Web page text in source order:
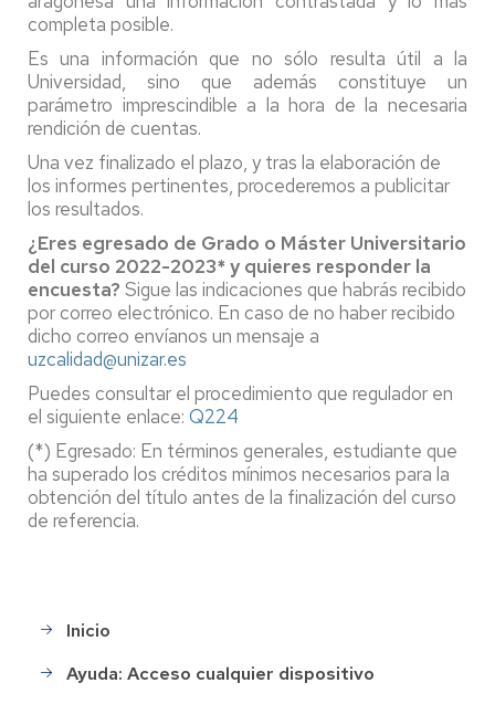
completa posible.
Es una información que no sólo resulta útil a la
Universidad, sino que además constituye un
parámetro imprescindible a la hora de la necesaria
rendición de cuentas.
Una vez finalizado el plazo, y tras la elaboración de
los informes pertinentes, procederemos a publicitar
los resultados.
¿Eres egresado de Grado o Máster Universitario
del curso 2022-2023* y quieres responder la
encuesta? Sigue las indicaciones que habrás recibido
por correo electrónico. En caso de no haber recibido
dicho correo envíanos un mensaje a
uzcalidad@unizar.es
Puedes consultar el procedimiento que regulador en
el siguiente enlace: Q224
(*) Egresado: En términos generales, estudiante que
ha superado los créditos mínimos necesarios para la
obtención del título antes de la finalización del curso
de referencia.
Main
Inicio
Ayuda: Acceso cualquier dispositivo